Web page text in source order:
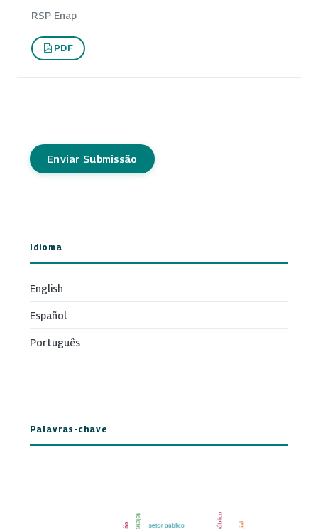
RSP Enap
PDF
Enviar Submissão
Idioma
English
Español
Português
Palavras-chave